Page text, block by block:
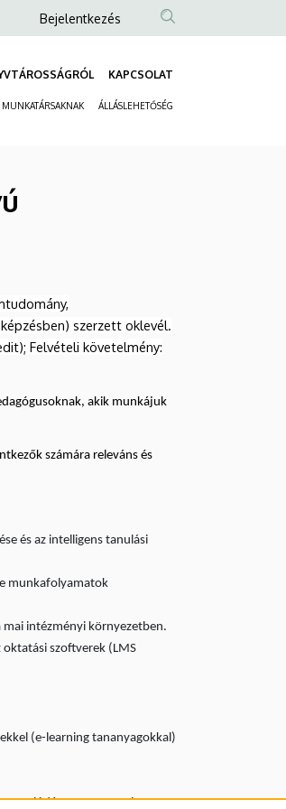
Anonim
fiók
menüje
Bejelentkezés
KAPCSOLAT
MUNKATÁRSAKNAK ÁLLÁSLEHETŐSÉG
szerzett oklevél.
Felvételi követelmény:
akik munkájuk
számára releváns és
és az intelligens tanulási
munkafolyamatok
intézményi környezetben.
szoftverek (LMS
(e-learning tananyagokkal)
az egyetemi